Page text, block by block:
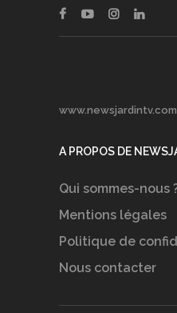
www.newsjardintv.com
A PROPOS DE
Qui sommes-nous
Mentions légales
Politique de
Nous contacter